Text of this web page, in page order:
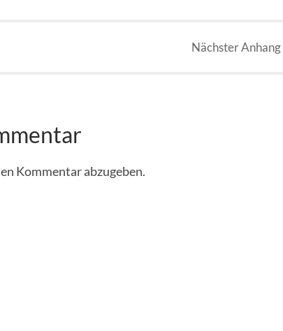
NächsterAnhang
Kommentar abzugeben.